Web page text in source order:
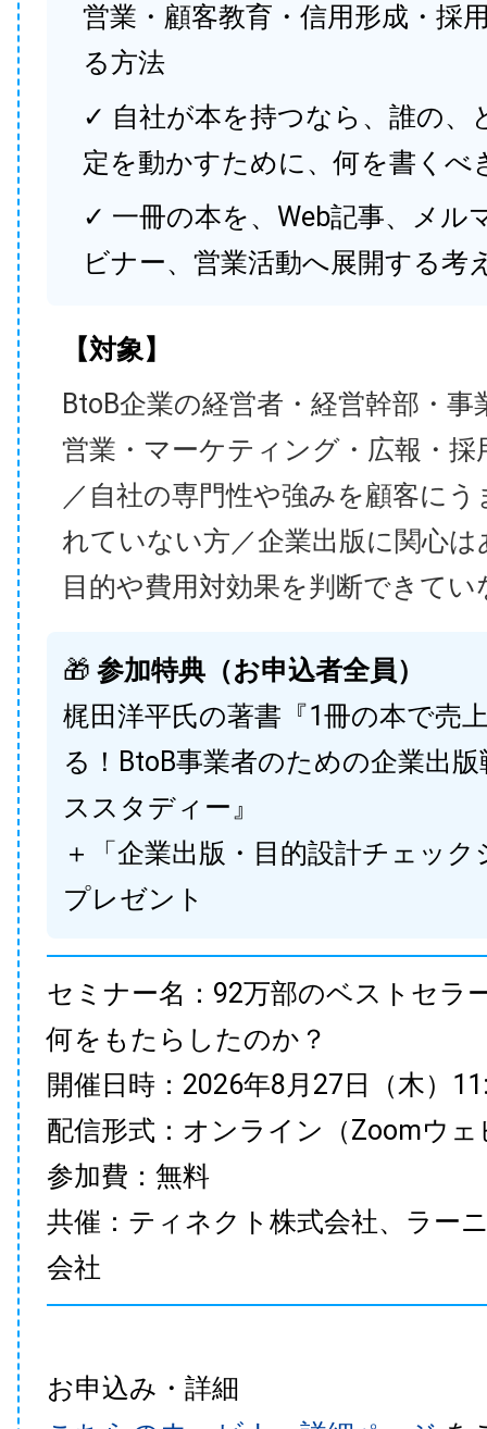
営業・顧客教育・信用形成・採
る方法
✓ 自社が本を持つなら、誰の、
定を動かすために、何を書くべ
✓ 一冊の本を、Web記事、メル
ビナー、営業活動へ展開する考
【対象】
BtoB企業の経営者・経営幹部・事
営業・マーケティング・広報・採
／自社の専門性や強みを顧客に
れていない方／企業出版に関心
目的や費用対効果を判断できてい
🎁 参加特典（お申込者全員）
梶田洋平氏の著書『1冊の本で売
る！BtoB事業者のための企業出
ススタディー』
＋「企業出版・目的設計チェック
プレゼント
セミナー名：92万部のベストセラ
何をもたらしたのか？
開催日時：2026年8月27日（木）
配信形式：オンライン（Zoomウェ
参加費：無料
共催：ティネクト株式会社、ラー
会社
お申込み・詳細